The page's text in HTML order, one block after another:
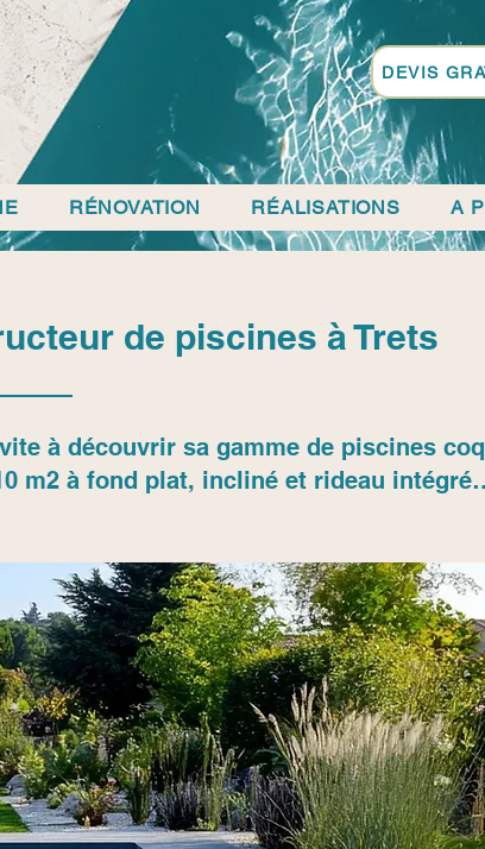
RÉNOVATION RÉALISATIONS A
DEVIS
de piscines à Trets
à découvrir sa gamme de piscines
m2 à fond plat, incliné et rideau